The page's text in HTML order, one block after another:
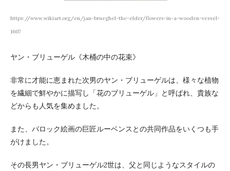
https://www.wikiart.org/en/jan-brueghel-the-elder/flowers-in-a-wooden-vessel-
1607
ヤン・ブリューゲル《木桶の中の花束》
非常に才能に恵まれた次男のヤン・ブリューゲルは、様々な植物
を繊細で鮮やかに描写し「花のブリューゲル」と呼ばれ、貴族な
どからも人気を集めました。
また、バロック絵画の巨匠ルーベンスとの共同作品をいくつも手
がけました。
その長男ヤン・ブリューゲル2世は、父と同じようなスタイルの